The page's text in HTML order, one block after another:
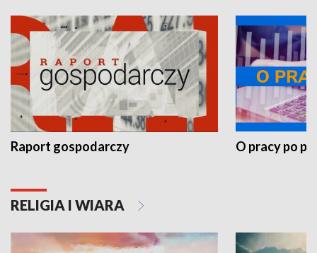
Raport gospodarczy O pracy po
RELIGIA I WIARA